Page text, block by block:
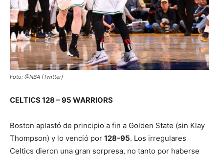
Foto: @NBA (Twitter)
CELTICS 128 – 95 WARRIORS
Boston aplastó de principio a fin a Golden State (sin Klay
Thompson) y lo venció por 128-95. Los irregulares
Celtics dieron una gran sorpresa, no tanto por haberse